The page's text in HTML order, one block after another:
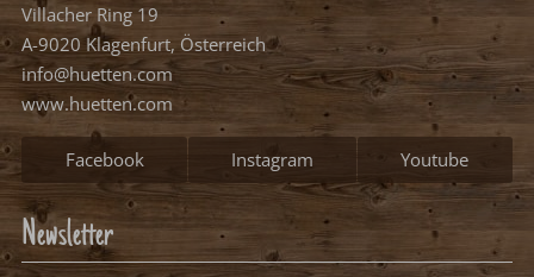
Villacher Ring 19
A-9020 Klagenfurt, Österreich
info@huetten.com
www.huetten.com
Facebook Instagram Youtube
Newsletter